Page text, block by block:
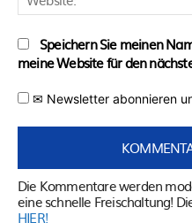
Speichern Sie meinen
meine Website für den
✉ Newsletter abonnieren
Die Kommentare werden
eine schnelle Freischaltung!
HIER!